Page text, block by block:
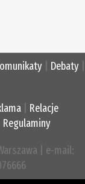
Debaty
Relacje
Regulaminy
| e-mail: